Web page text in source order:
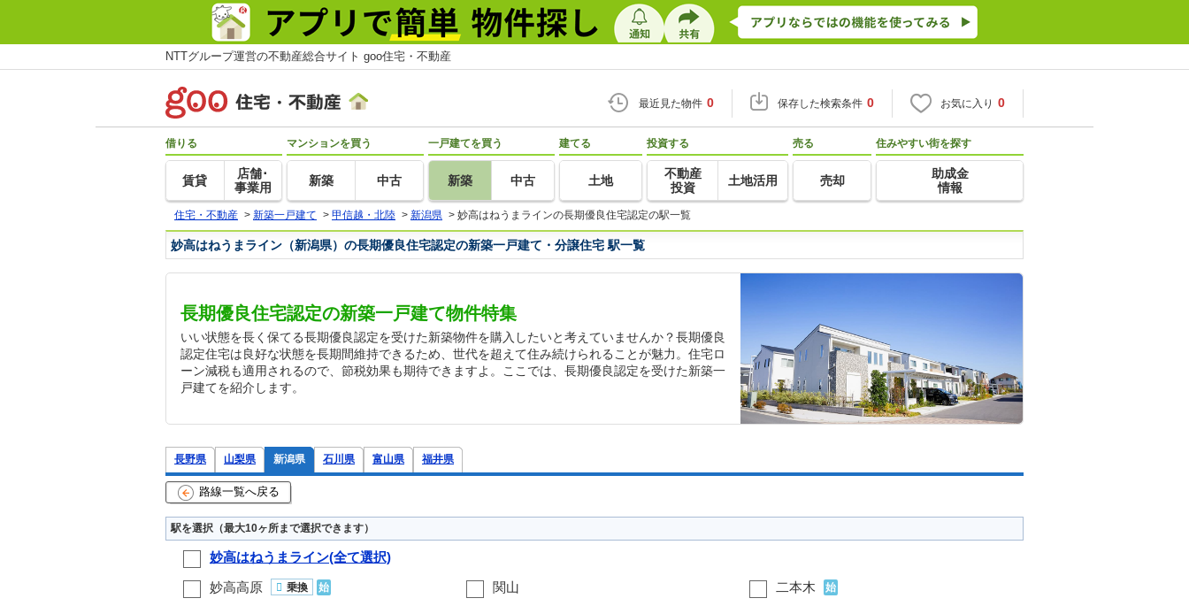
NTTグループ運営の不動産総合サイト goo住宅・不動産
最近見た物件 0 保存した検索条件 0 お気に入り 0
借りる
賃貸
店舗･
事業用
マンションを買う
新築 中古
一戸建てを買う
新築 中古
建てる
土地
投資する
不動産
投資
土地活用
売る
売却
住みやすい街を探す
助成金
情報
住宅・不動産 > 新築一戸建て > 甲信越・北陸 > 新潟県 > 妙高はねうまラインの長期優良住宅認定の駅一覧
妙高はねうまライン（新潟県）の長期優良住宅認定の新築一戸建て・分譲住宅 駅一覧
長期優良住宅認定の新築一戸建て物件特集
いい状態を長く保てる長期優良認定を受けた新築物件を購入したいと考えていませんか？長期優良
認定住宅は良好な状態を長期間維持できるため、世代を超えて住み続けられることが魅力。住宅ロ
ーン減税も適用されるので、節税効果も期待できますよ。ここでは、長期優良認定を受けた新築一
戸建てを紹介します。
長野県 山梨県 新潟県 石川県 富山県 福井県
路線一覧へ戻る
駅を選択（最大10ヶ所まで選択できます）
妙高はねうまライン(全て選択)
妙高高原 乗換 始 関山 二本木 始